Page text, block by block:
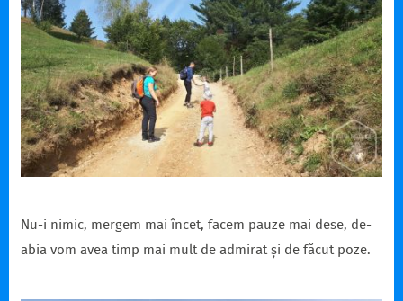
Nu-i nimic, mergem mai încet, facem pauze mai dese, de-
abia vom avea timp mai mult de admirat și de făcut poze.